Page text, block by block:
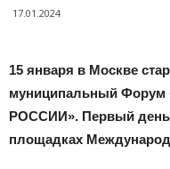
17.01.2024
15 января в Москве
муниципальный Форум
РОССИИ». Первый
площадках